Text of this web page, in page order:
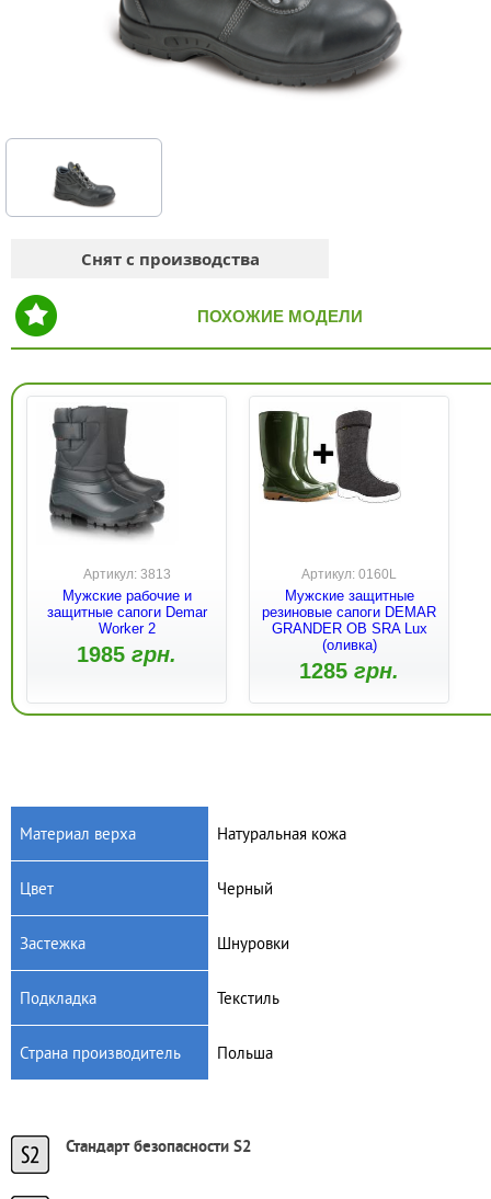
Снят с производства
ПОХОЖИЕ МОДЕЛИ
Артикул: 3813
Мужские рабочие и
защитные сапоги Demar
Worker 2
1985 грн.
Артикул: 0160L
Мужские защитные
резиновые сапоги DEMAR
GRANDER OB SRA Lux
(оливка)
1285 грн.
резиновые сапоги DEMAR
Материал верха Натуральная кожа
Цвет Черный
Застежка Шнуровки
Подкладка Текстиль
Страна производитель Польша
Стандарт безопасности S2